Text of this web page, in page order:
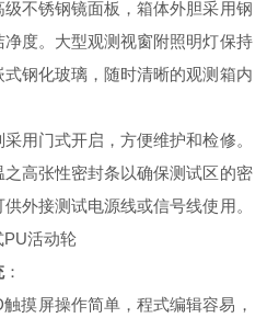
不锈钢镜面板，箱体外胆采用钢
度。大型观测视窗附照明灯保持
钢化玻璃，随时清晰的观测箱内
门式开启，方便维护和检修。
高张性密封条以确保测试区的密
外接测试电源线或信号线使用。
PU活动轮
：
屏操作简单，程式编辑容易，